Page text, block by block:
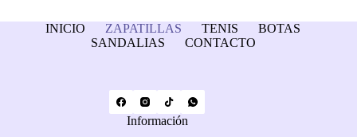
INICIO ZAPATILLAS TENIS
BOTAS
SANDALIAS
CONTACTO
Información